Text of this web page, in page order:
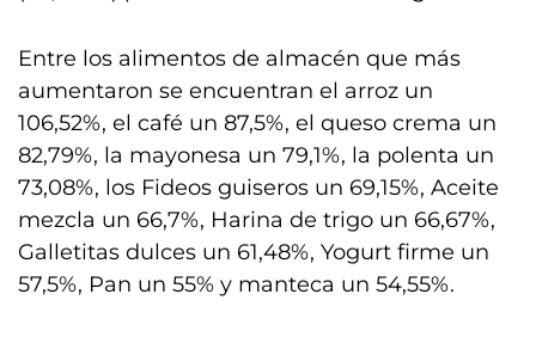
Entre los alimentos de almacén que más
aumentaron se encuentran el arroz un
106,52%, el café un 87,5%, el queso crema un
82,79%, la mayonesa un 79,1%, la polenta un
73,08%, los Fideos guiseros un 69,15%, Aceite
mezcla un 66,7%, Harina de trigo un 66,67%,
Galletitas dulces un 61,48%, Yogurt firme un
57,5%, Pan un 55% y manteca un 54,55%.